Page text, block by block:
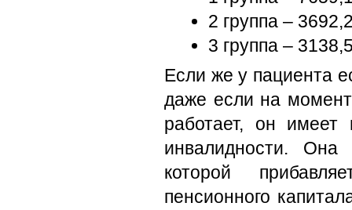
2 группа –
3 группа –
Если же у пациента
даже если на
работает, он
инвалидности.
которой
пенсионного